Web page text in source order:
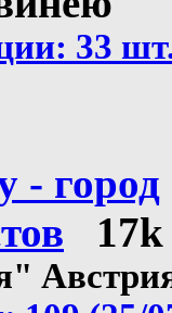
33
- город
17k